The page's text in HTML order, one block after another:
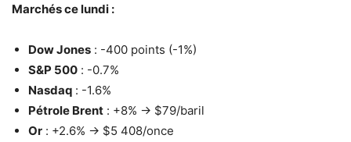
Marchés ce lundi :
Dow Jones : -400 points (-1%)
S&P 500 : -0.7%
Nasdaq : -1.6%
Pétrole Brent : +8% → $79/baril
Or : +2.6% → $5 408/once